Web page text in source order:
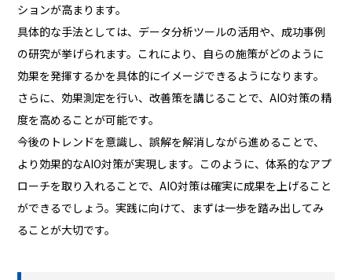
ションが高まります。
具体的な手法としては、データ分析ツールの活用や、成功事例
の研究が挙げられます。これにより、自らの施策がどのように
効果を発揮するかを具体的にイメージできるようになります。
さらに、効果測定を行い、改善策を講じることで、AIO対策の精
度を高めることが可能です。
今後のトレンドを意識し、誤解を解消しながら進めることで、
より効果的なAIO対策が実現します。このように、体系的なアプ
ローチを取り入れることで、AIO対策は確実に成果を上げること
ができるでしょう。実践に向けて、まずは一歩を踏み出してみ
ることが大切です。